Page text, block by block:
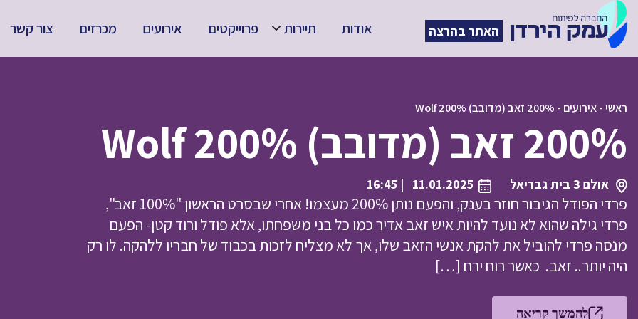
האתר בהרצה אודות תיירות פרוייקטים אירועים מכרזים צור קשר
ראשי-אירועים - 200% זאב (מדובב) 200% Wolf
200% זאב (מדובב) 200% Wolf
אולם 3 בית גבריאל 11.01.2025
| 16:45
פרדי הפודל הגיבור חוזר בענק, והפעם נותן 200% מעצמו! אחרי שבסרט הראשון "100% זאב",
פרדי גילה שהוא לא נועד להיות איש זאב אדיר כמו כל בני משפחתו, אלא פודל ורוד קטן- הפעם
מנסה פרדי להוביל את להקת אנשי הזאב שלו, אך לא מצליח לזכות בכבוד של חבריו ללהקה. לו רק
היה יותר.. זאב. כאשר רוח ירח […]
להמשך קריאה